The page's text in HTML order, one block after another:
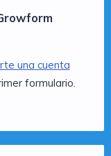
una cuenta
formulario.